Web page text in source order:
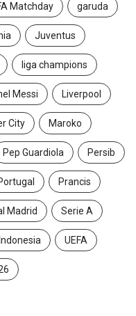
Matchday garuda
Juventus
liga champions
Messi Liverpool
City Maroko
Pep Guardiola Persib
Prancis
Madrid Serie A
UEFA